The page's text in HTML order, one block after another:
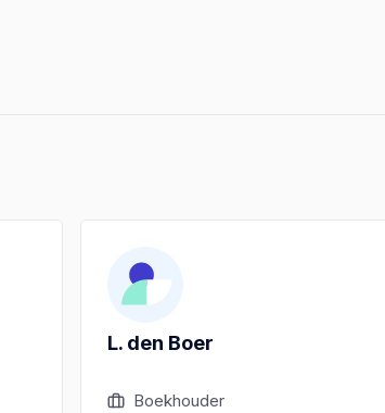
L. den Boer
Boekhouder